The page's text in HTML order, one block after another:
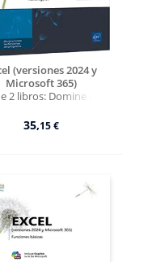
(versiones 2024 y
Microsoft 365)
2 libros: Domine Excel
lenguaje VBA
35,15 €